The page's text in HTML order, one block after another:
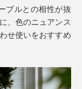
ブルとの相性が抜
、色のニュアンス
せ使いをおすすめ